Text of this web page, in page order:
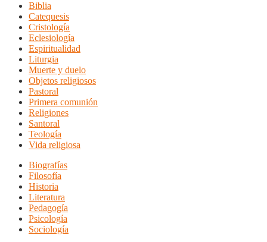
Biblia
Catequesis
Cristología
Eclesiología
Espiritualidad
Liturgia
Muerte y duelo
Objetos religiosos
Pastoral
Primera comunión
Religiones
Santoral
Teología
Vida religiosa
Biografías
Filosofía
Historia
Literatura
Pedagogía
Psicología
Sociología